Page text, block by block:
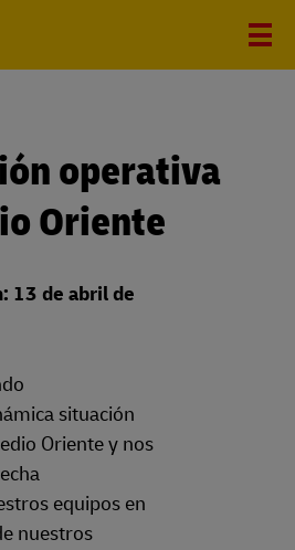
operativa
Oriente
13 de abril de
situación
Oriente y nos
equipos en
nuestros